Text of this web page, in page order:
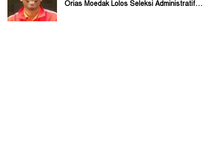
Orias Moedak Lolos Seleksi Administratif